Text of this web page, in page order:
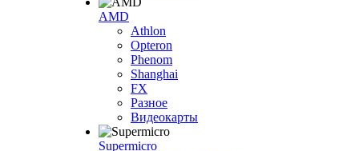
AMD
Athlon
Opteron
Phenom
Shanghai
FX
Разное
Видеокарты
Supermicro